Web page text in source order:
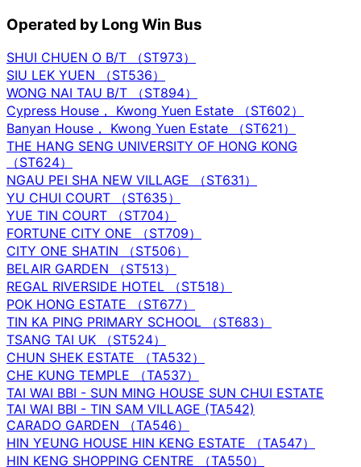
Operated by Long Win Bus
SHUI CHUEN O B/T （ST973）
SIU LEK YUEN （ST536）
WONG NAI TAU B/T （ST894）
Cypress House， Kwong Yuen Estate （ST602）
Banyan House， Kwong Yuen Estate （ST621）
THE HANG SENG UNIVERSITY OF HONG KONG
（ST624）
NGAU PEI SHA NEW VILLAGE （ST631）
YU CHUI COURT （ST635）
YUE TIN COURT （ST704）
FORTUNE CITY ONE （ST709）
CITY ONE SHATIN （ST506）
BELAIR GARDEN （ST513）
REGAL RIVERSIDE HOTEL （ST518）
POK HONG ESTATE （ST677）
TIN KA PING PRIMARY SCHOOL （ST683）
TSANG TAI UK （ST524）
CHUN SHEK ESTATE （TA532）
CHE KUNG TEMPLE （TA537）
TAI WAI BBI - SUN MING HOUSE SUN CHUI ESTATE
TAI WAI BBI - TIN SAM VILLAGE (TA542)
CARADO GARDEN （TA546）
HIN YEUNG HOUSE HIN KENG ESTATE （TA547）
HIN KENG SHOPPING CENTRE （TA550）